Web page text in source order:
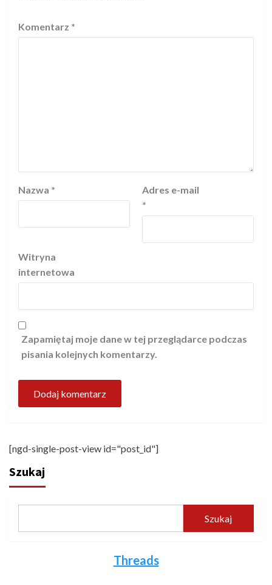
Komentarz *
Nazwa *
Adres e-mail
*
Witryna
internetowa
Zapamiętaj moje dane w tej przeglądarce podczas
pisania kolejnych komentarzy.
[ngd-single-post-view id="post_id"]
Szukaj
Szukaj
Threads